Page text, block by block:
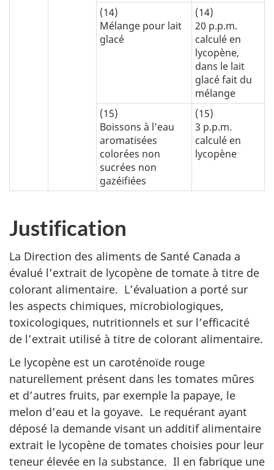
(14)
Mélange pour lait
glacé
(14)
20 p.p.m.
calculé en
lycopène,
dans le lait
glacé fait du
mélange
(15)
Boissons à l'eau
aromatisées
colorées non
sucrées non
gazéifiées
(15)
3 p.p.m.
calculé en
lycopène
Justification
La Direction des aliments de Santé Canada a
évalué l’extrait de lycopène de tomate à titre de
colorant alimentaire. L’évaluation a porté sur
les aspects chimiques, microbiologiques,
toxicologiques, nutritionnels et sur l’efficacité
de l’extrait utilisé à titre de colorant alimentaire.
Le lycopène est un caroténoïde rouge
naturellement présent dans les tomates mûres
et d’autres fruits, par exemple la papaye, le
melon d’eau et la goyave. Le requérant ayant
déposé la demande visant un additif alimentaire
extrait le lycopène de tomates choisies pour leur
teneur élevée en la substance. Il en fabrique une